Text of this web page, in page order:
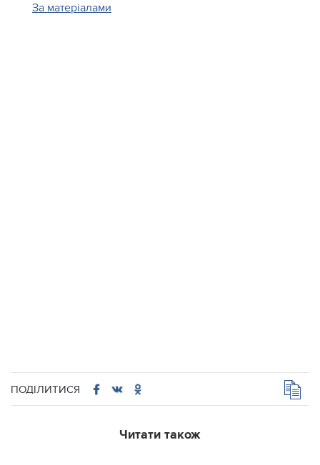
За матеріалами
ПОДІЛИТИСЯ
Читати також